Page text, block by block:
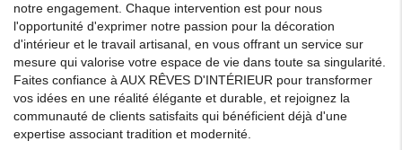
notre engagement. Chaque intervention est pour nous
l'opportunité d'exprimer notre passion pour la décoration
d'intérieur et le travail artisanal, en vous offrant un service sur
mesure qui valorise votre espace de vie dans toute sa singularité.
Faites confiance à AUX RÊVES D'INTÉRIEUR pour transformer
vos idées en une réalité élégante et durable, et rejoignez la
communauté de clients satisfaits qui bénéficient déjà d'une
expertise associant tradition et modernité.